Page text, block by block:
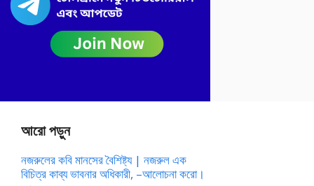
আরো পড়ুন
নজরুলের কবি মানসের বৈশিষ্ট্য | নজরুল এক
বিচিত্র কাব্য ভাবনার অধিকারী, –আলোচনা করো।